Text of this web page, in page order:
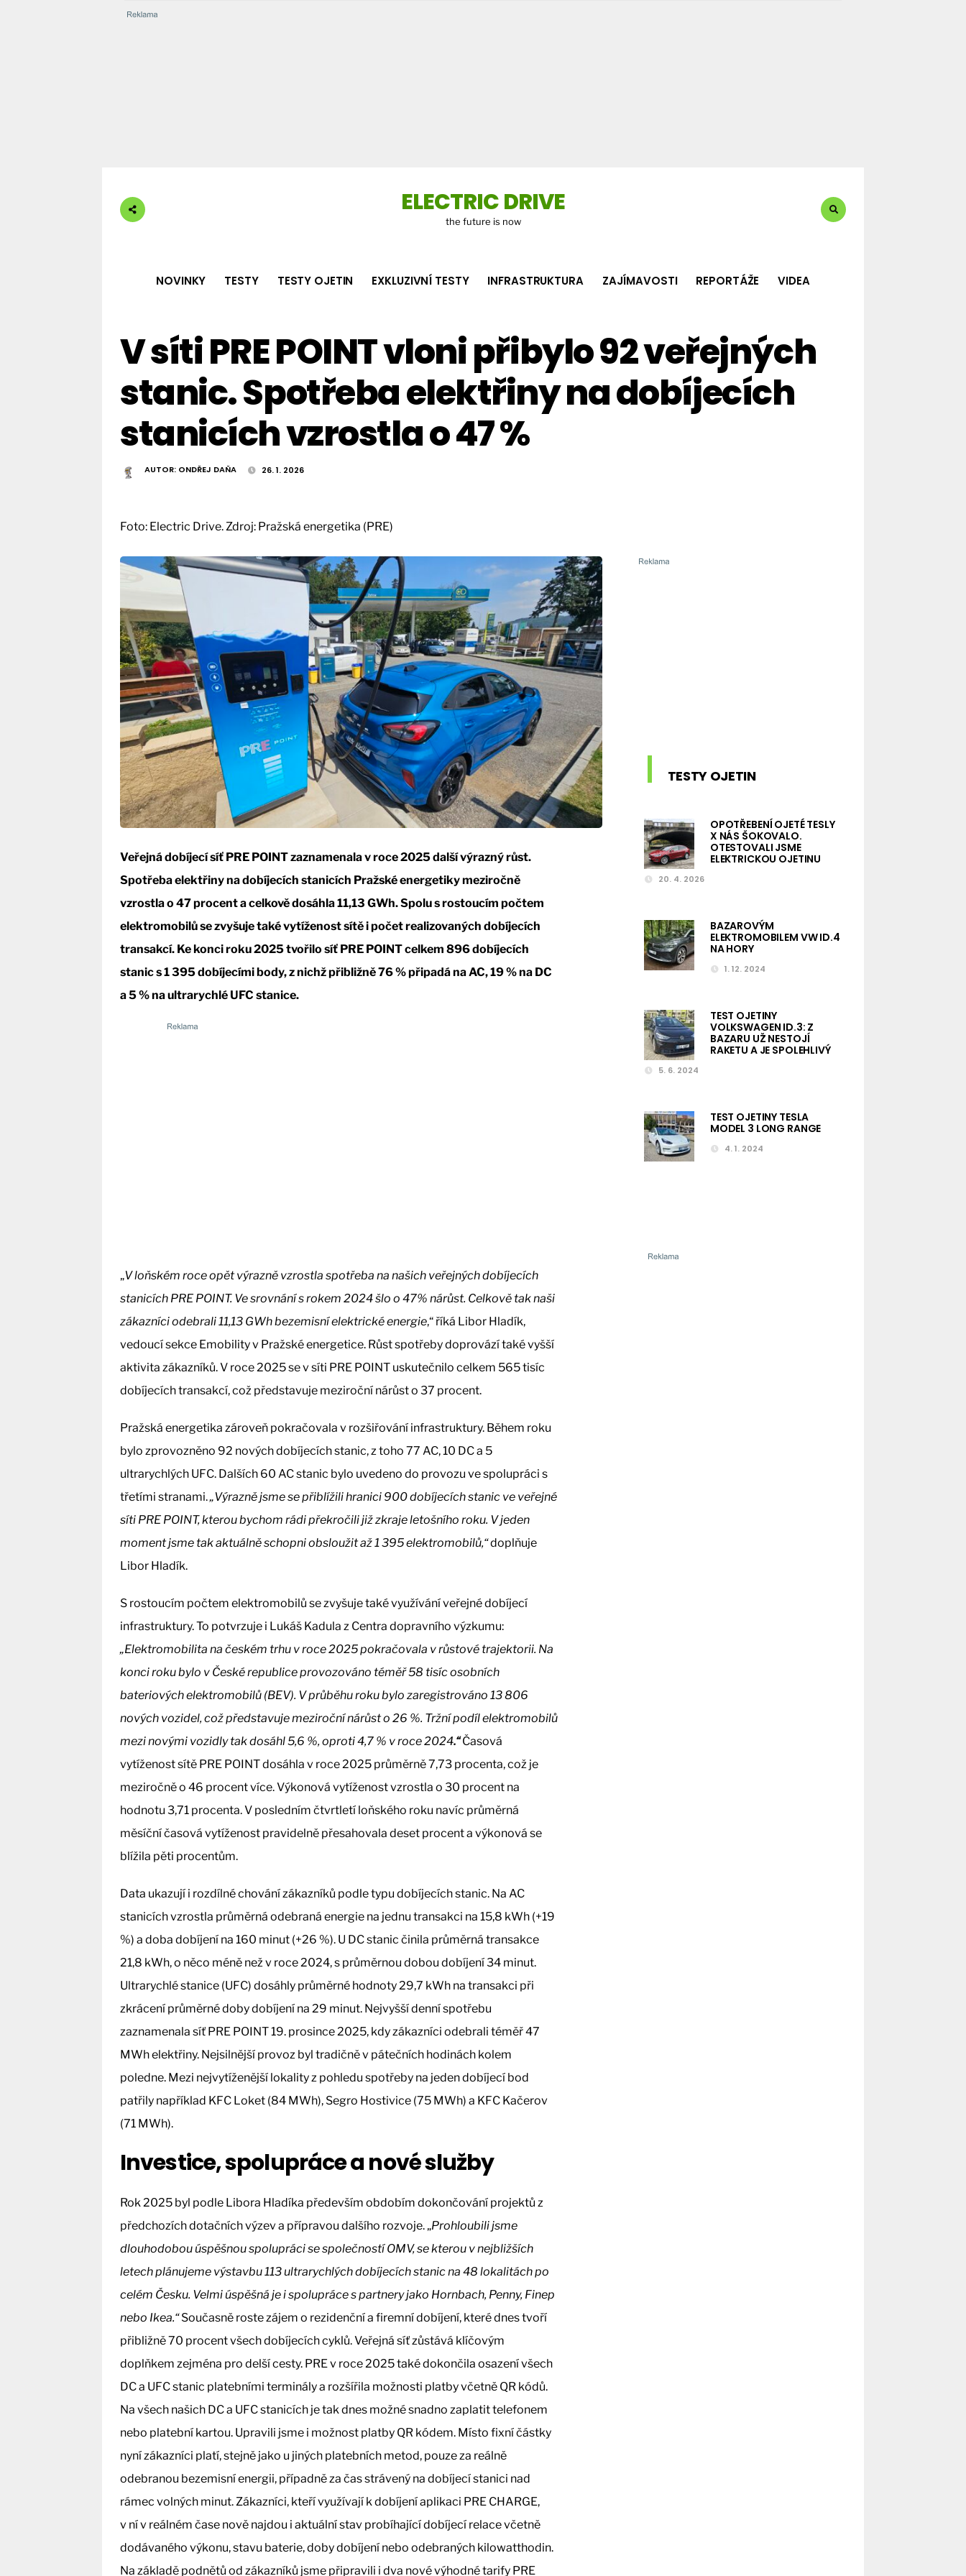
ELECTRIC DRIVE
the future is now
NOVINKY TESTY TESTY OJETIN EXKLUZIVNÍ TESTY INFRASTRUKTURA ZAJÍMAVOSTI REPORTÁŽE VIDEA
V síti PRE POINT vloni přibylo 92 veřejných
stanic. Spotřeba elektřiny na dobíjecích
stanicích vzrostla o 47 %
AUTOR: ONDŘEJ DAŇA 26. 1. 2026
Foto: Electric Drive. Zdroj: Pražská energetika (PRE)
Veřejná dobíjecí síť PRE POINT zaznamenala v roce 2025 další výrazný růst.
Spotřeba elektřiny na dobíjecích stanicích Pražské energetiky meziročně
vzrostla o 47 procent a celkově dosáhla 11,13 GWh. Spolu s rostoucím počtem
elektromobilů se zvyšuje také vytíženost sítě i počet realizovaných dobíjecích
transakcí. Ke konci roku 2025 tvořilo síť PRE POINT celkem 896 dobíjecích
stanic s 1 395 dobíjecími body, z nichž přibližně 76 % připadá na AC, 19 % na DC
a 5 % na ultrarychlé UFC stanice.
„V loňském roce opět výrazně vzrostla spotřeba na našich veřejných dobíjecích
stanicích PRE POINT. Ve srovnání s rokem 2024 šlo o 47% nárůst. Celkově tak naši
zákazníci odebrali 11,13 GWh bezemisní elektrické energie,“ říká Libor Hladík,
vedoucí sekce Emobility v Pražské energetice. Růst spotřeby doprovází také vyšší
aktivita zákazníků. V roce 2025 se v síti PRE POINT uskutečnilo celkem 565 tisíc
dobíjecích transakcí, což představuje meziroční nárůst o 37 procent.
Pražská energetika zároveň pokračovala v rozšiřování infrastruktury. Během roku
bylo zprovozněno 92 nových dobíjecích stanic, z toho 77 AC, 10 DC a 5
ultrarychlých UFC. Dalších 60 AC stanic bylo uvedeno do provozu ve spolupráci s
třetími stranami.„Výrazně jsme se přiblížili hranici 900 dobíjecích stanic ve veřejné
síti PRE POINT, kterou bychom rádi překročili již zkraje letošního roku. V jeden
moment jsme tak aktuálně schopni obsloužit až 1 395 elektromobilů,“doplňuje
Libor Hladík.
S rostoucím počtem elektromobilů se zvyšuje také využívání veřejné dobíjecí
infrastruktury. To potvrzuje i Lukáš Kadula z Centra dopravního výzkumu:
„Elektromobilita na českém trhu v roce 2025 pokračovala v růstové trajektorii. Na
konci roku bylo v České republice provozováno téměř 58 tisíc osobních
bateriových elektromobilů (BEV). V průběhu roku bylo zaregistrováno 13 806
nových vozidel, což představuje meziroční nárůst o 26 %. Tržní podíl elektromobilů
mezi novými vozidly tak dosáhl 5,6 %, oproti 4,7 % v roce 2024.“Časová
vytíženost sítě PRE POINT dosáhla v roce 2025 průměrně 7,73 procenta, což je
meziročně o 46 procent více. Výkonová vytíženost vzrostla o 30 procent na
hodnotu 3,71 procenta. V posledním čtvrtletí loňského roku navíc průměrná
měsíční časová vytíženost pravidelně přesahovala deset procent a výkonová se
blížila pěti procentům.
Data ukazují i rozdílné chování zákazníků podle typu dobíjecích stanic. Na AC
stanicích vzrostla průměrná odebraná energie na jednu transakci na 15,8 kWh (+19
%) a doba dobíjení na 160 minut (+26 %). U DC stanic činila průměrná transakce
21,8 kWh, o něco méně než v roce 2024, s průměrnou dobou dobíjení 34 minut.
Ultrarychlé stanice (UFC) dosáhly průměrné hodnoty 29,7 kWh na transakci při
zkrácení průměrné doby dobíjení na 29 minut. Nejvyšší denní spotřebu
zaznamenala síť PRE POINT 19. prosince 2025, kdy zákazníci odebrali téměř 47
MWh elektřiny. Nejsilnější provoz byl tradičně v pátečních hodinách kolem
poledne. Mezi nejvytíženější lokality z pohledu spotřeby na jeden dobíjecí bod
patřily například KFC Loket (84 MWh), Segro Hostivice (75 MWh) a KFC Kačerov
(71 MWh).
Investice, spolupráce a nové služby
Rok 2025 byl podle Libora Hladíka především obdobím dokončování projektů z
předchozích dotačních výzev a přípravou dalšího rozvoje. „Prohloubili jsme
dlouhodobou úspěšnou spolupráci se společností OMV, se kterou v nejbližších
letech plánujeme výstavbu 113 ultrarychlých dobíjecích stanic na 48 lokalitách po
celém Česku. Velmi úspěšná je i spolupráce s partnery jako Hornbach, Penny, Finep
nebo Ikea.“Současně roste zájem o rezidenční a firemní dobíjení, které dnes tvoří
přibližně 70 procent všech dobíjecích cyklů. Veřejná síť zůstává klíčovým
doplňkem zejména pro delší cesty. PRE v roce 2025 také dokončila osazení všech
DC a UFC stanic platebními terminály a rozšířila možnosti platby včetně QR kódů.
Na všech našich DC a UFC stanicích je tak dnes možné snadno zaplatit telefonem
nebo platební kartou. Upravili jsme i možnost platby QR kódem. Místo fixní částky
nyní zákazníci platí, stejně jako u jiných platebních metod, pouze za reálně
odebranou bezemisní energii, případně za čas strávený na dobíjecí stanici nad
rámec volných minut. Zákazníci, kteří využívají k dobíjení aplikaci PRE CHARGE,
v ní v reálném čase nově najdou i aktuální stav probíhající dobíjecí relace včetně
dodávaného výkonu, stavu baterie, doby dobíjení nebo odebraných kilowatthodin.
Na základě podnětů od zákazníků jsme připravili i dva nové výhodné tarify PRE
TESTY OJETIN
OPOTŘEBENÍ OJETÉ TESLY
X NÁS ŠOKOVALO.
OTESTOVALI JSME
ELEKTRICKOU OJETINU
20. 4. 2026
BAZAROVÝM
ELEKTROMOBILEM VW ID.4
NA HORY
1. 12. 2024
TEST OJETINY
VOLKSWAGEN ID.3: Z
BAZARU UŽ NESTOJÍ
RAKETU A JE SPOLEHLIVÝ
5. 6. 2024
TEST OJETINY TESLA
MODEL 3 LONG RANGE
4. 1. 2024